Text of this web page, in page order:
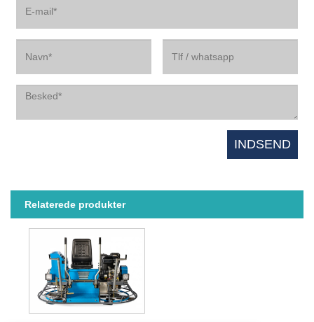
Relaterede produkter